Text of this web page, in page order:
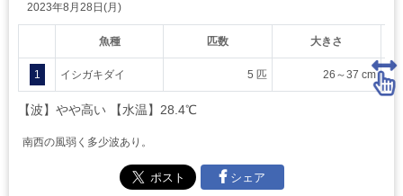
2023年8月28日(月)
魚種 匹数 大きさ
1 イシガキダイ 5 匹 26～37 cm
【波】やや高い 【水温】28.4℃
南西の風弱く多少波あり。
シェア